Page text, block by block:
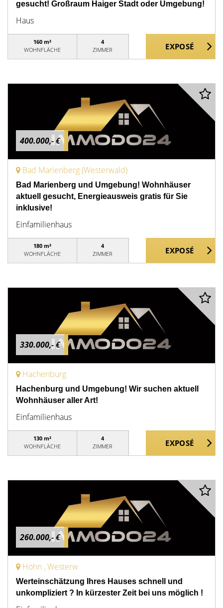
gesucht! Großraum Haiger Stadt oder Umgebung!
Haus
160 m²
WOHNFLÄCHE
4
ZIMMER
400.000,- €
Bad Marienberg (Westerwald)
Bad Marienberg und Umgebung! Wohnhäuser
aktuell gesucht, Energieausweis gratis für Sie
inklusive!
Einfamilienhaus
180 m²
WOHNFLÄCHE
4
ZIMMER
330.000,- €
Hachenburg
Hachenburg und Umgebung! Wir suchen aktuell
Wohnhäuser aller Art!
Einfamilienhaus
130 m²
WOHNFLÄCHE
4
ZIMMER
260.000,- €
Höhn , Westerw
Werteinschätzung Ihres Hauses schnell und
unkompliziert ? In kürzester Zeit bei uns möglich !